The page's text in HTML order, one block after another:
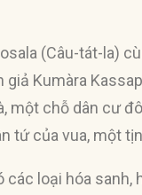
(Câu-tát-la)
Kumàra
một chỗ dân cư
tứ của vua, một
các loại hóa